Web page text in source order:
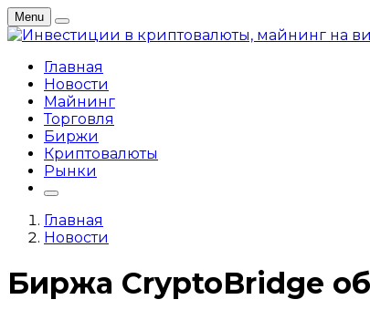
Menu
Главная
Новости
Майнинг
Торговля
Биржи
Криптовалюты
Рынки
Главная
Новости
Биржа CryptoBridge